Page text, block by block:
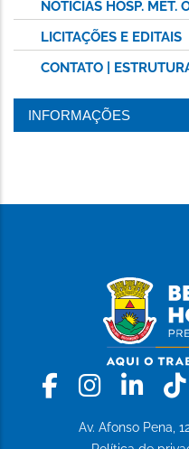
NOTÍCIAS HOSP. MET.
LICITAÇÕES E EDITAIS
CONTATO |
INFORMAÇÕES
Facebook
Av. Afonso Pena,